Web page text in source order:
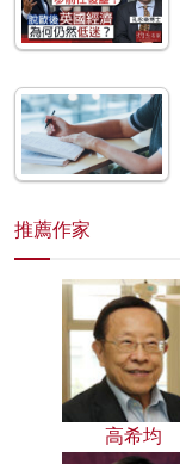
推薦作家
高希均